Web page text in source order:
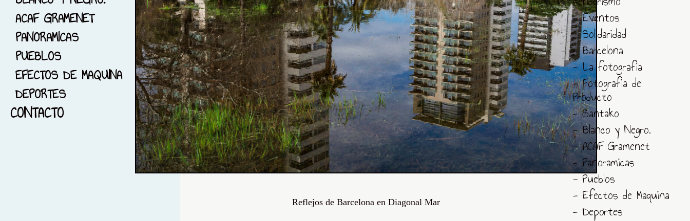
13-EL BOSC DE LES
CREUS
14-FOTOGRAFÍA DE EPOCA
15-SESIÓNES CON
MODELOS
16-PAISAJE
17-FOTOGRAFÍA PANORAMICA
18-FOTOGRAFÏA NOCTURNA
ACAF GRAMENET
PANORAMICAS
PUEBLOS
EFECTOS DE MAQUINA
DEPORTES
CONTACTO
Reflejos de Barcelona en Diagonal Mar
- Eventos
- Solidaridad
- Barcelona
- La fotografía
- Fotografia de
Producto
- Santako
- Blanco y Negro.
- ACAF Gramenet
- Panoramicas
- Pueblos
- Efectos de Maquina
- Deportes